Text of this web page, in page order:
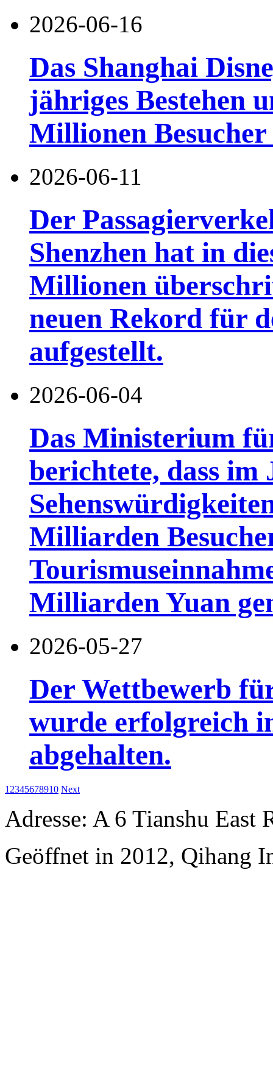
2026-06-16
Das Shanghai
jähriges Bestehen
Millionen Besucher
2026-06-11
Der
Shenzhen hat in
Millionen
neuen Rekord für
aufgestellt.
2026-06-04
Das Ministerium
berichtete, dass im
Milliarden
Milliarden Yuan
2026-05-27
Der Wettbewerb
wurde erfolgreich
abgehalten.
1 2345678910 Next
Adresse: A 6 Tianshu East
Geöffnet in 2012, Qihang